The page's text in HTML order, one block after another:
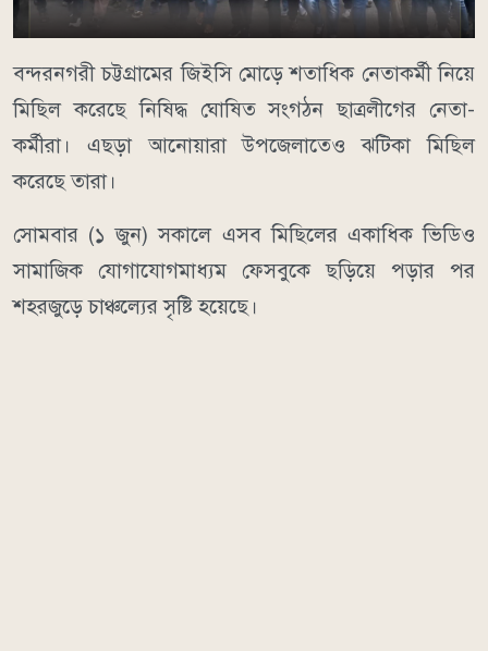
বন্দরনগরী চট্টগ্রামের জিইসি মোড়ে শতাধিক নেতাকর্মী নিয়ে
মিছিল করেছে নিষিদ্ধ ঘোষিত সংগঠন ছাত্রলীগের নেতা-
কর্মীরা। এছড়া আনোয়ারা উপজেলাতেও ঝটিকা মিছিল
করেছে তারা।
সোমবার (১ জুন) সকালে এসব মিছিলের একাধিক ভিডিও
সামাজিক যোগাযোগমাধ্যম ফেসবুকে ছড়িয়ে পড়ার পর
শহরজুড়ে চাঞ্চল্যের সৃষ্টি হয়েছে।